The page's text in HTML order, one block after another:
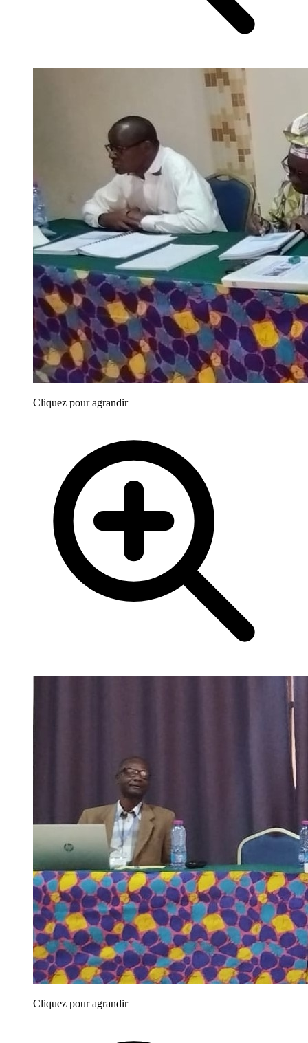
Cliquez pour agrandir
Cliquez pour agrandir